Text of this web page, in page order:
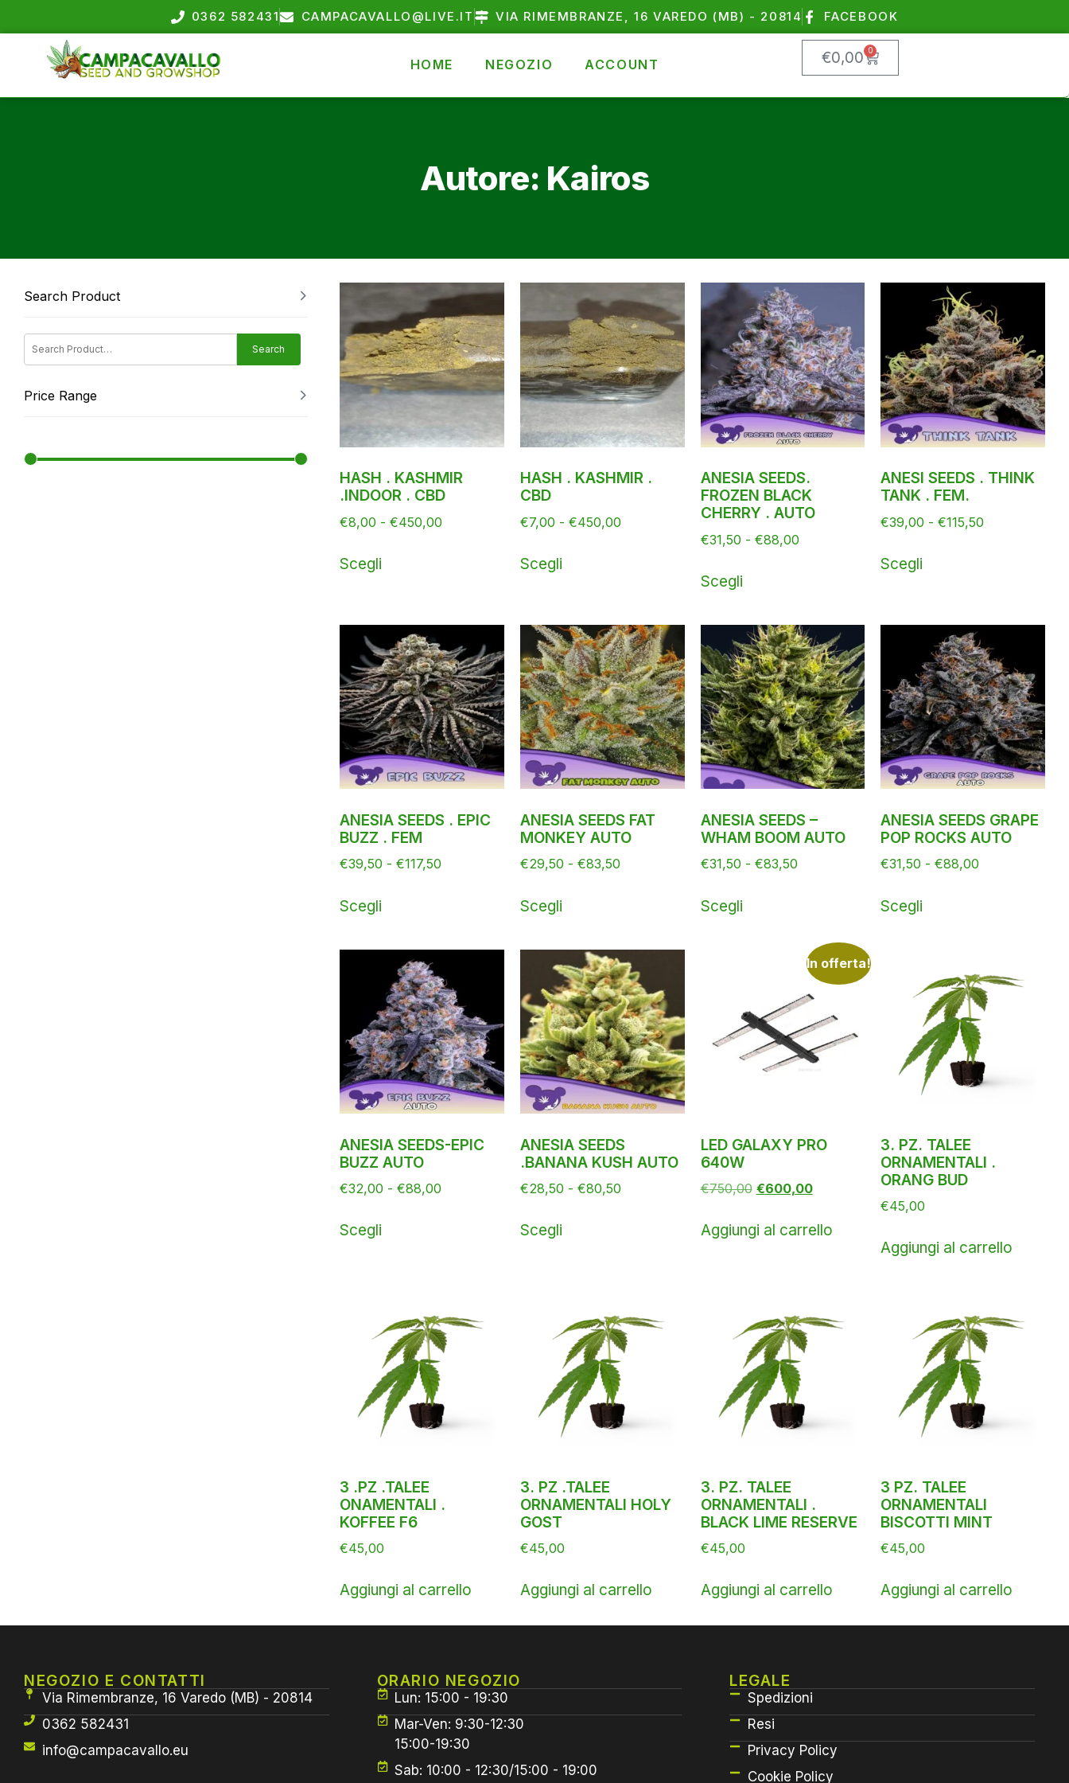
0362 582431 CAMPACAVALLO@LIVE.IT VIA RIMEMBRANZE, 16 VAREDO (MB) - 20814 FACEBOOK
HOME NEGOZIO ACCOUNT €0,00 0
Autore: Kairos
Search Product
Search
Price Range
HASH . KASHMIR
.INDOOR . CBD
€8,00 - €450,00
Scegli
HASH . KASHMIR .
CBD
€7,00 - €450,00
Scegli
ANESIA SEEDS.
FROZEN BLACK
CHERRY . AUTO
€31,50 - €88,00
Scegli
ANESI SEEDS . THINK
TANK . FEM.
€39,00 - €115,50
Scegli
ANESIA SEEDS . EPIC
BUZZ . FEM
€39,50 - €117,50
Scegli
ANESIA SEEDS FAT
MONKEY AUTO
€29,50 - €83,50
Scegli
ANESIA SEEDS –
WHAM BOOM AUTO
€31,50 - €83,50
Scegli
ANESIA SEEDS GRAPE
POP ROCKS AUTO
€31,50 - €88,00
Scegli
ANESIA SEEDS-EPIC
BUZZ AUTO
€32,00 - €88,00
Scegli
ANESIA SEEDS
.BANANA KUSH AUTO
€28,50 - €80,50
Scegli
In offerta!
LED GALAXY PRO
640W
€750,00 €600,00
Aggiungi al carrello
3. PZ. TALEE
ORNAMENTALI .
ORANG BUD
€45,00
Aggiungi al carrello
3 .PZ .TALEE
ONAMENTALI .
KOFFEE F6
€45,00
Aggiungi al carrello
3. PZ .TALEE
ORNAMENTALI HOLY
GOST
€45,00
Aggiungi al carrello
3. PZ. TALEE
ORNAMENTALI .
BLACK LIME RESERVE
€45,00
Aggiungi al carrello
3 PZ. TALEE
ORNAMENTALI
BISCOTTI MINT
€45,00
Aggiungi al carrello
NEGOZIO E CONTATTI
Via Rimembranze, 16 Varedo (MB) - 20814
0362 582431
info@campacavallo.eu
ORARIO NEGOZIO
Lun: 15:00 - 19:30
Mar-Ven: 9:30-12:30
15:00-19:30
Sab: 10:00 - 12:30/15:00 - 19:00
LEGALE
Spedizioni
Resi
Privacy Policy
Cookie Policy